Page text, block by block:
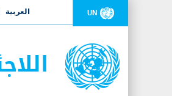
UN العربية